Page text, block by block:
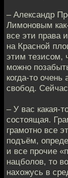
– Александр
Лимоновым
все эти права
на Красной
этим тезисом,
можно
когда-то очень
свобод.
– У вас какая-
состоящая.
грамотно все
подъём,
и все прочие
нацболов, то
нахожусь в